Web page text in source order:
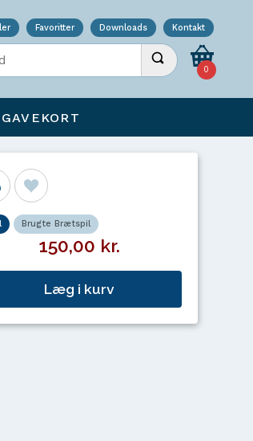
Favoritter Downloads Kontakt
Udfør søgning
0
GAVEKORT
Brugte Brætspil
150,00 kr.
Læg i kurv